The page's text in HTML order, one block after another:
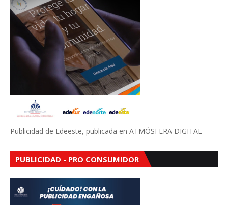
Publicidad de Edeeste, publicada en ATMÓSFERA DIGITAL
PUBLICIDAD - PRO CONSUMIDOR